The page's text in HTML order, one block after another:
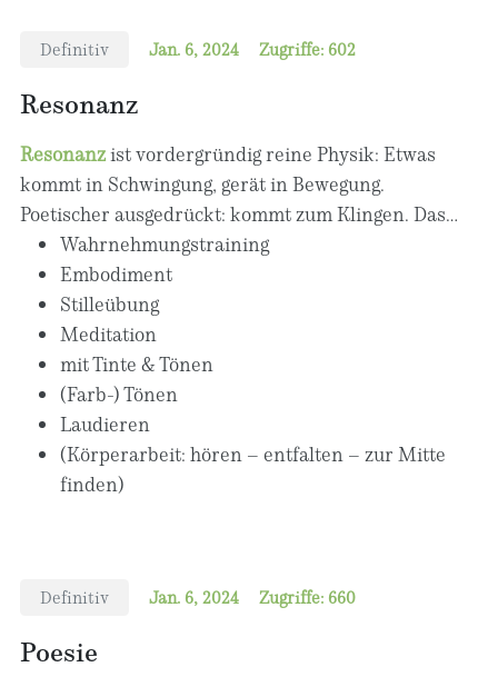
zertifiziert.
Definitiv Jan. 6, 2024 Zugriffe: 602
Resonanz
Resonanzist vordergründig reine Physik: Etwas
kommt in Schwingung, gerät in Bewegung.
Poetischer ausgedrückt: kommt zum Klingen. Das
wollen wir uns in der Schmetterlingsstube zu Nutze
machen.
Wahrnehmungstraining
Embodiment
Stilleübung
Meditation
mit Tinte & Tönen
(Farb-) Tönen
Laudieren
(Körperarbeit: hören – entfalten – zur Mitte
finden)
Definitiv Jan. 6, 2024 Zugriffe: 660
Poesie